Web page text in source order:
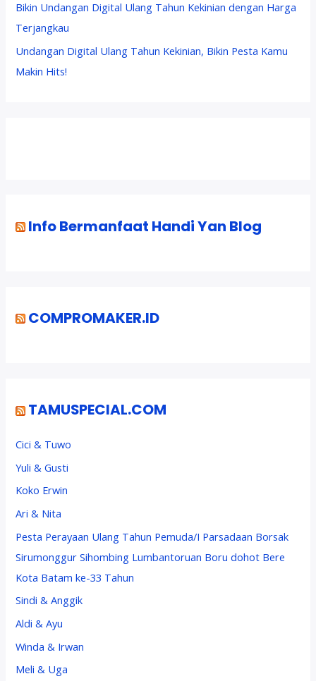
Bikin Undangan Digital Ulang Tahun Kekinian dengan Harga
Terjangkau
Undangan Digital Ulang Tahun Kekinian, Bikin Pesta Kamu
Makin Hits!
Info Bermanfaat Handi Yan Blog
COMPROMAKER.ID
TAMUSPECIAL.COM
Cici & Tuwo
Yuli & Gusti
Koko Erwin
Ari & Nita
Pesta Perayaan Ulang Tahun Pemuda/I Parsadaan Borsak
Sirumonggur Sihombing Lumbantoruan Boru dohot Bere
Kota Batam ke-33 Tahun
Sindi & Anggik
Aldi & Ayu
Winda & Irwan
Meli & Uga